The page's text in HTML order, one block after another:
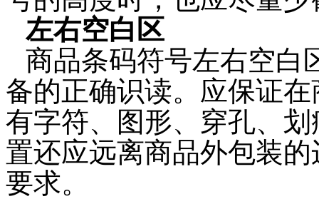
左右空白区
商品条码符号左右空白
备的正确识读。应保证
有字符、图形、穿孔、
置还应远离商品外包装
要求。